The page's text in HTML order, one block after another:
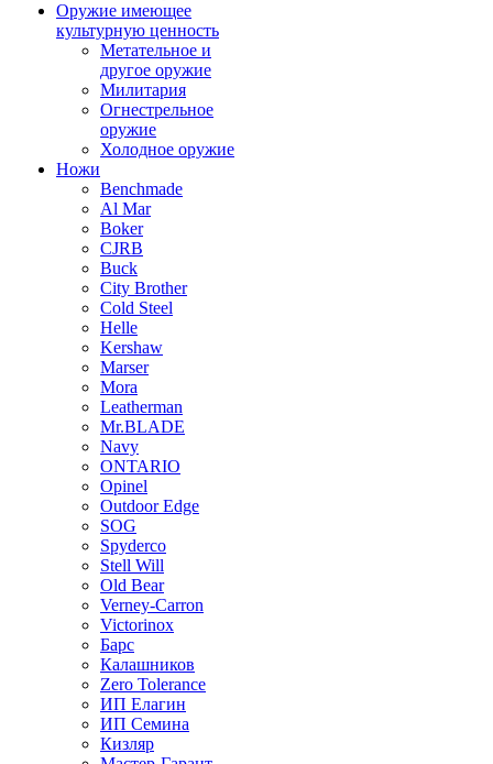
Оружие имеющее
культурную ценность
Метательное и
другое оружие
Милитария
Огнестрельное
оружие
Холодное оружие
Ножи
Benchmade
Al Mar
Boker
CJRB
Buck
City Brother
Cold Steel
Helle
Kershaw
Marser
Mora
Leatherman
Mr.BLADE
Navy
ONTARIO
Opinel
Outdoor Edge
SOG
Spyderco
Stell Will
Old Bear
Verney-Carron
Victorinox
Барс
Калашников
Zero Tolerance
ИП Елагин
ИП Семина
Кизляр